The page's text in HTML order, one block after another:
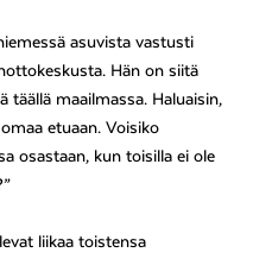
asuvista vastusti
Hän on siitä
täällä maailmassa. Haluaisin,
etuaan. Voisiko
osastaan, kun toisilla ei ole
liikaa toistensa